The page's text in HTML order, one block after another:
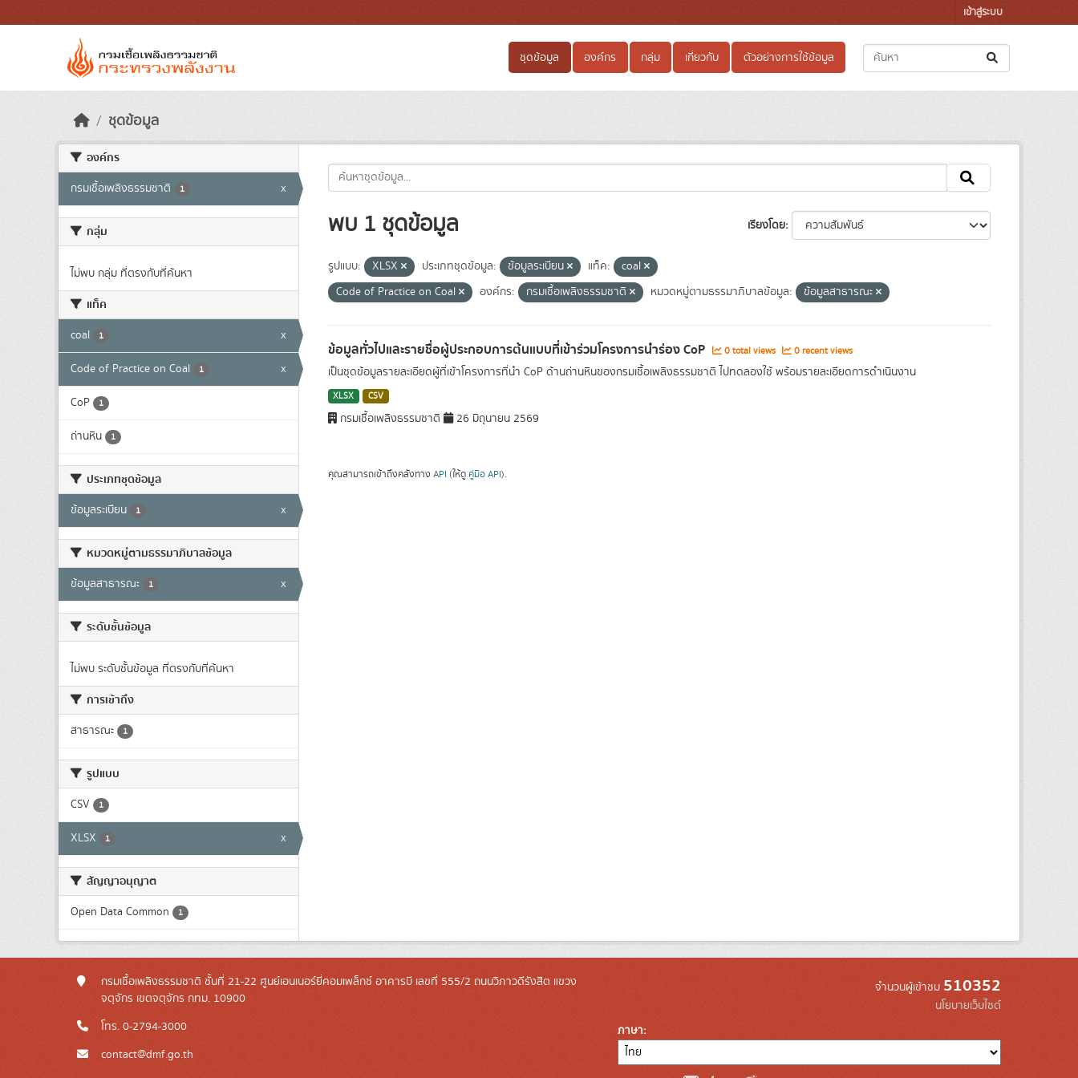
เข้าสู่ระบบ
ชุดข้อมูล องค์กร กลุ่ม เกี่ยวกับ ตัวอย่างการใช้ข้อมูล
ชุดข้อมูล
องค์กร
กรมเชื้อเพลิงธรรมชาติ 1 x
กลุ่ม
ไม่พบ กลุ่ม ที่ตรงกับที่ค้นหา
แท็ค
coal 1 x
Code of Practice on Coal 1 x
CoP 1
ถ่านหิน 1
ประเภทชุดข้อมูล
ข้อมูลระเบียน 1 x
หมวดหมู่ตามธรรมาภิบาลข้อมูล
ข้อมูลสาธารณะ 1 x
ระดับชั้นข้อมูล
ไม่พบ ระดับชั้นข้อมูล ที่ตรงกับที่ค้นหา
การเข้าถึง
สาธารณะ 1
รูปแบบ
CSV 1
XLSX 1 x
สัญญาอนุญาต
Open Data Common 1
เรียงโดย
พบ 1 ชุดข้อมูล
รูปแบบ: XLSX ประเภทชุดข้อมูล: ข้อมูลระเบียน แท็ค:
coal
Code of Practice on Coal
องค์กร: กรมเชื้อเพลิงธรรมชาติ หมวดหมู่ตามธรรมาภิบาลข้อมูล: ข้อมูลสาธารณะ
ข้อมูลทั่วไปและรายชื่อผู้ประกอบการต้นแบบที่เข้าร่วมโครงการนำร่อง CoP 0 total views 0 recent views
เป็นชุดข้อมูลรายละเอียดผู้ที่เข้าโครงการที่นำ CoP ด้านถ่านหินของกรมเชื้อเพลิงธรรมชาติ ไปทดลองใช้ พร้อมรายละเอียดการดำเนินงาน
XLSX CSV
กรมเชื้อเพลิงธรรมชาติ 26 มิถุนายน 2569
คุณสามารถเข้าถึงคลังทาง API (ให้ดู คู่มือ API).
กรมเชื้อเพลิงธรรมชาติ ชั้นที่ 21-22 ศูนย์เอนเนอร์ยี่คอมเพล็กซ์ อาคารบี เลขที่ 555/2 ถนนวิภาวดีรังสิต แขวง
จตุจักร เขตจตุจักร กทม. 10900
โทร. 0-2794-3000
contact@dmf.go.th
จำนวนผู้เข้าชม 510352
นโยบายเว็บไซต์
ภาษา